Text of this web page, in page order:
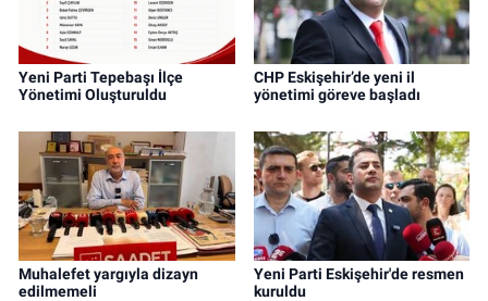
Yeni Parti Tepebaşı İlçe
Yönetimi Oluşturuldu
CHP Eskişehir’de yeni il
yönetimi göreve başladı
Muhalefet yargıyla dizayn
edilmemeli
Yeni Parti Eskişehir'de resmen
kuruldu